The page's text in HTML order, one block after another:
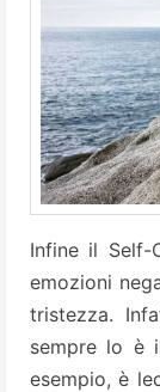
Infine il Self-
emozioni
tristezza.
sempre lo è
esempio, è